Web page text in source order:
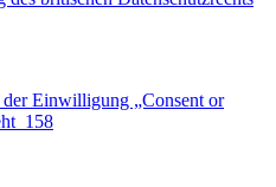
Einwilligung „Consent or
158